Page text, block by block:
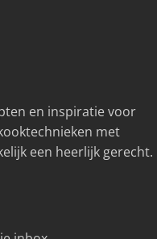
en inspiratie voor
met
een heerlijk gerecht.